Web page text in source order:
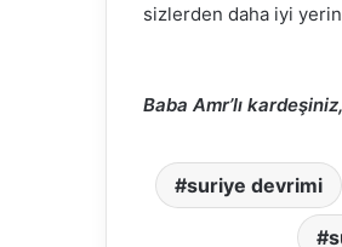
sizlerden daha iyi
Baba Amr’lı
suriye devrimi